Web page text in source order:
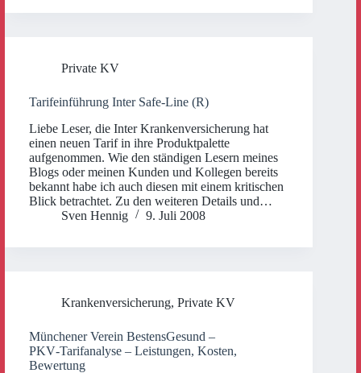
Private KV
Tarifeinführung Inter Safe-Line (R)
Liebe Leser, die Inter Krankenversicherung hat
einen neuen Tarif in ihre Produktpalette
aufgenommen. Wie den ständigen Lesern meines
Blogs oder meinen Kunden und Kollegen bereits
bekannt habe ich auch diesen mit einem kritischen
Blick betrachtet. Zu den weiteren Details und…
Sven Hennig
9. Juli 2008
Krankenversicherung, Private KV
Münchener Verein BestensGesund –
PKV‑Tarifanalyse – Leistungen, Kosten,
Bewertung